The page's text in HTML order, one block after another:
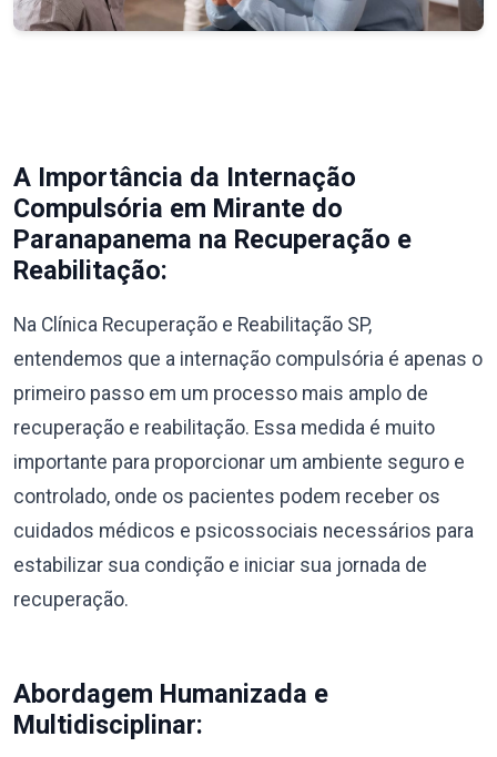
A Importância da Internação
Compulsória em Mirante do
Paranapanema na Recuperação e
Reabilitação:
Na Clínica Recuperação e Reabilitação SP,
entendemos que a internação compulsória é apenas o
primeiro passo em um processo mais amplo de
recuperação e reabilitação. Essa medida é muito
importante para proporcionar um ambiente seguro e
controlado, onde os pacientes podem receber os
cuidados médicos e psicossociais necessários para
estabilizar sua condição e iniciar sua jornada de
recuperação.
Abordagem Humanizada e
Multidisciplinar: